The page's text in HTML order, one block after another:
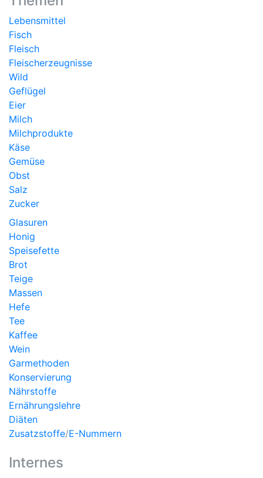
Lebensmittel
Fisch
Fleisch
Fleischerzeugnisse
Wild
Geflügel
Eier
Milch
Milchprodukte
Käse
Gemüse
Obst
Salz
Zucker
Glasuren
Honig
Speisefette
Brot
Teige
Massen
Hefe
Tee
Kaffee
Wein
Garmethoden
Konservierung
Nährstoffe
Ernährungslehre
Diäten
Zusatzstoffe/E-Nummern
Internes